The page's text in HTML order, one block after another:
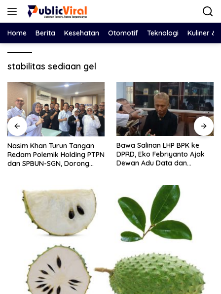
Langsung
Home Berita Kesehatan Otomotif Teknologi Kuliner &
stabilitas sediaan gel
Nasim Khan Turun Tangan
Redam Polemik Holding PTPN
dan SPBUN-SGN, Dorong
Bawa Salinan LHP BPK ke
DPRD, Eko Febriyanto Ajak
Dewan Adu Data dan